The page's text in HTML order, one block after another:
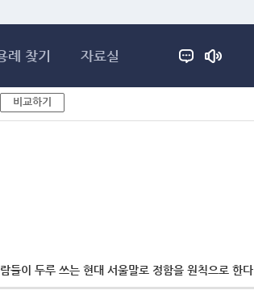
례 찾기 자료실
비교하기
들이 두루 쓰는 현대 서울말로 정함을 원칙으로 한다.